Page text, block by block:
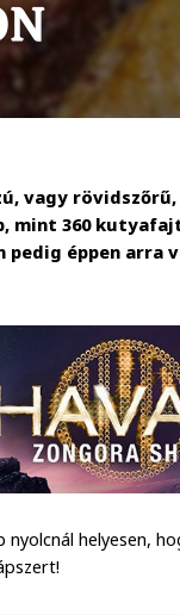
vagy
mint 360
pedig éppen arra
helyesen,